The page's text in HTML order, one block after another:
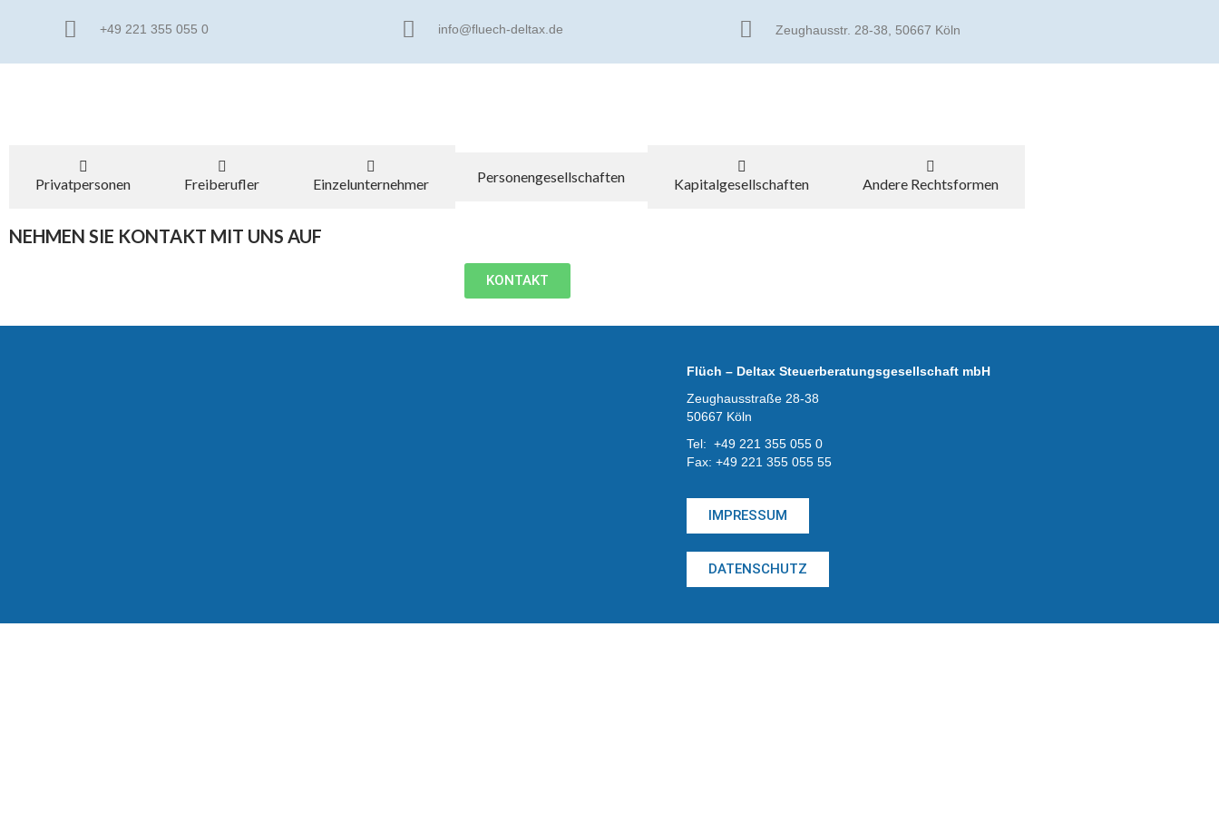
+49 221 355 055 0 info@fluech-deltax.de Zeughausstr. 28-38, 50667 Köln
Privatpersonen Freiberufler Einzelunternehmer Personengesellschaften Kapitalgesellschaften Andere Rechtsformen
NEHMEN SIE KONTAKT MIT UNS AUF
KONTAKT
Flüch – Deltax Steuerberatungsgesellschaft mbH
Zeughausstraße 28-38
50667 Köln
Tel: +49 221 355 055 0
Fax: +49 221 355 055 55
IMPRESSUM
DATENSCHUTZ